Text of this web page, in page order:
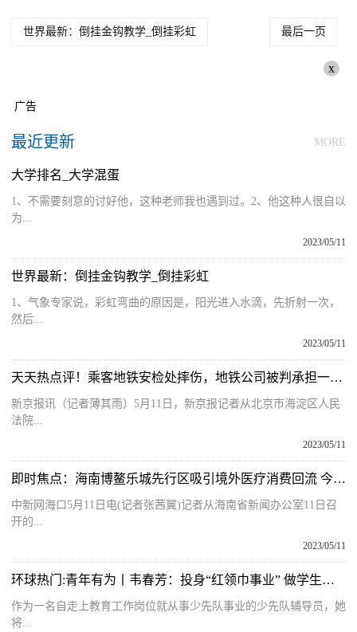
世界最新：倒挂金钩教学_倒挂彩虹 最后一页
x
广告
最近更新 MORE
大学排名_大学混蛋
1、不需要刻意的讨好他，这种老师我也遇到过。2、他这种人很自以
为...
2023/05/11
世界最新：倒挂金钩教学_倒挂彩虹
1、气象专家说，彩虹弯曲的原因是，阳光进入水滴，先折射一次，
然后...
2023/05/11
天天热点评！乘客地铁安检处摔伤，地铁公司被判承担一半责任、赔偿10万余元
新京报讯（记者薄其雨）5月11日，新京报记者从北京市海淀区人民
法院...
2023/05/11
即时焦点：海南博鳌乐城先行区吸引境外医疗消费回流 今年一季度接待超6万人次
中新网海口5月11日电(记者张茜翼)记者从海南省新闻办公室11日召
开的...
2023/05/11
环球热门:青年有为丨韦春芳：投身“红领巾事业” 做学生成长引路人
作为一名自走上教育工作岗位就从事少先队事业的少先队辅导员，她
将...